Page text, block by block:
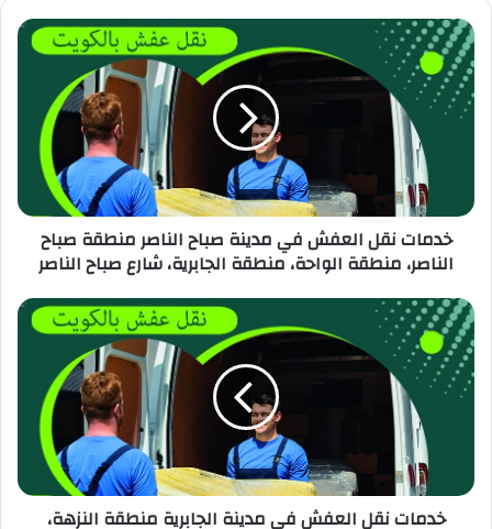
خدمات نقل العفش في مدينة صباح الناصر منطقة صباح
الناصر، منطقة الواحة، منطقة الجابرية، شارع صباح الناصر
خدمات نقل العفش في مدينة الجابرية منطقة النزهة،